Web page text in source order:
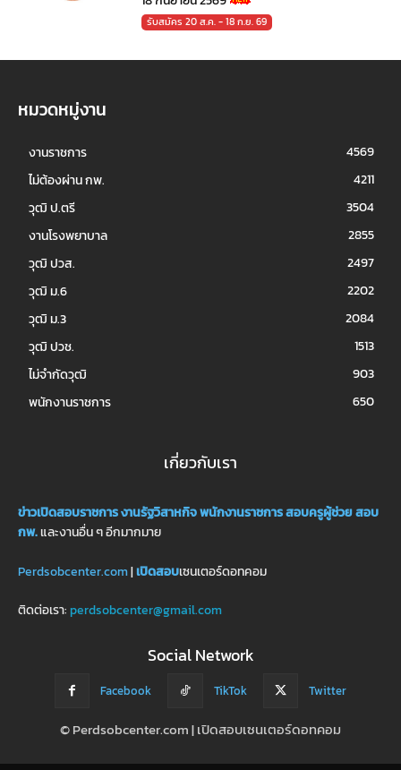
รับสมัคร 20 ส.ค. - 18 ก.ย. 69
หมวดหมู่งาน
งานราชการ
4569
ไม่ต้องผ่าน กพ.
4211
วุฒิ ป.ตรี
3504
งานโรงพยาบาล
2855
วุฒิ ปวส.
2497
วุฒิ ม.6
2202
วุฒิ ม.3
2084
วุฒิ ปวช.
1513
ไม่จำกัดวุฒิ
903
พนักงานราชการ
650
เกี่ยวกับเรา
ข่าวเปิดสอบราชการงานรัฐวิสาหกิจพนักงานราชการสอบครูผู้ช่วยสอบ
กพ.และงานอื่น ๆ อีกมากมาย
Perdsobcenter.com|เปิดสอบเซนเตอร์ดอทคอม
ติดต่อเรา: perdsobcenter@gmail.com
Social Network
Facebook TikTok Twitter
© Perdsobcenter.com | เปิดสอบเซนเตอร์ดอทคอม